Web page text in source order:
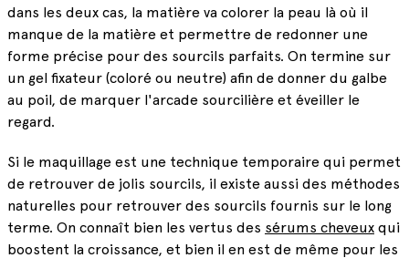
dans les deux cas, la matière va colorer la peau là où il
manque de la matière et permettre de redonner une
forme précise pour des sourcils parfaits. On termine sur
un gel fixateur (coloré ou neutre) afin de donner du galbe
au poil, de marquer l'arcade sourcilière et éveiller le
regard.
Si le maquillage est une technique temporaire qui permet
de retrouver de jolis sourcils, il existe aussi des méthodes
naturelles pour retrouver des sourcils fournis sur le long
terme. On connaît bien les vertus des sérums cheveux qui
boostent la croissance, et bien il en est de même pour les